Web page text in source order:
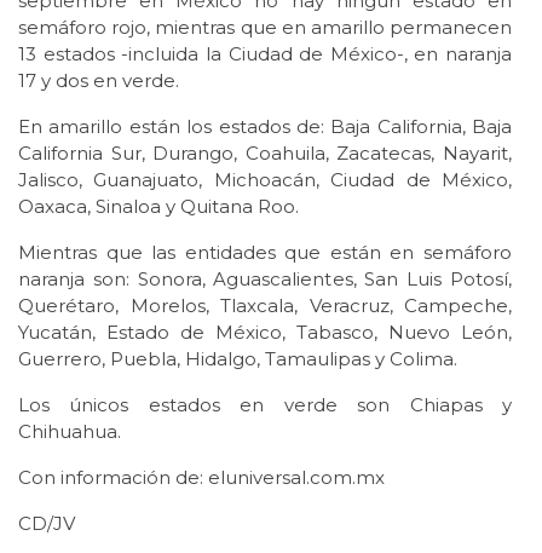
semáforo rojo, mientras que en amarillo permanecen
13 estados -incluida la Ciudad de México-, en naranja
17 y dos en verde.
En amarillo están los estados de: Baja California, Baja
California Sur, Durango, Coahuila, Zacatecas, Nayarit,
Jalisco, Guanajuato, Michoacán, Ciudad de México,
Oaxaca, Sinaloa y Quitana Roo.
Mientras que las entidades que están en semáforo
naranja son: Sonora, Aguascalientes, San Luis Potosí,
Querétaro, Morelos, Tlaxcala, Veracruz, Campeche,
Yucatán, Estado de México, Tabasco, Nuevo León,
Guerrero, Puebla, Hidalgo, Tamaulipas y Colima.
Los únicos estados en verde son Chiapas y
Chihuahua.
Con información de: eluniversal.com.mx
CD/JV